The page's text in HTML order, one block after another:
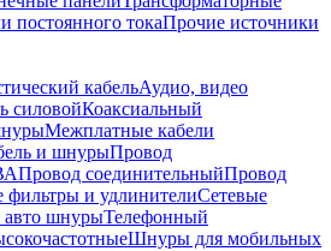
постоянного токаПрочие источники
кабельАудио, видео
силовойКоаксиальный
Межплатные кабели
и шнурыПровод
Провод соединительныйПровод
фильтры и удлинителиСетевые
авто шнурыТелефонный
Шнуры для мобильных